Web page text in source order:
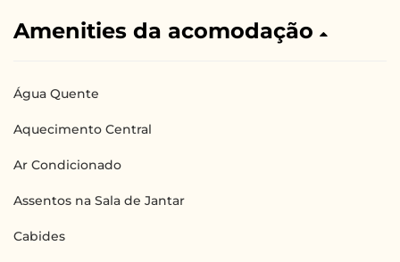
Amenities da acomodação
Água Quente
Aquecimento Central
Ar Condicionado
Assentos na Sala de Jantar
Cabides